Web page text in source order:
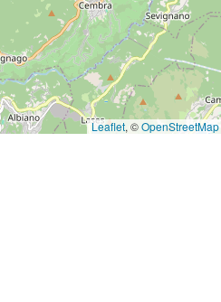
Leaflet, ©OpenStreetMap